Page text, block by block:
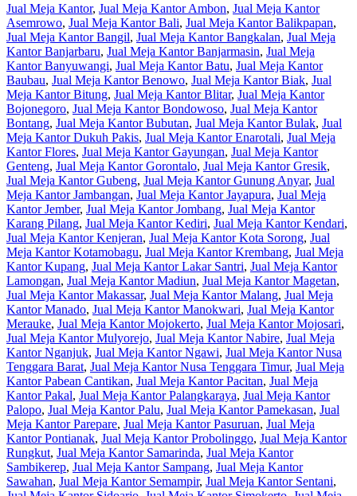
Jual Meja Kantor, Jual Meja Kantor Ambon, Jual Meja Kantor
Asemrowo, Jual Meja Kantor Bali, Jual Meja Kantor Balikpapan,
Jual Meja Kantor Bangil, Jual Meja Kantor Bangkalan, Jual Meja
Kantor Banjarbaru, Jual Meja Kantor Banjarmasin, Jual Meja
Kantor Banyuwangi, Jual Meja Kantor Batu, Jual Meja Kantor
Baubau, Jual Meja Kantor Benowo, Jual Meja Kantor Biak, Jual
Meja Kantor Bitung, Jual Meja Kantor Blitar, Jual Meja Kantor
Bojonegoro, Jual Meja Kantor Bondowoso, Jual Meja Kantor
Bontang, Jual Meja Kantor Bubutan, Jual Meja Kantor Bulak, Jual
Meja Kantor Dukuh Pakis, Jual Meja Kantor Enarotali, Jual Meja
Kantor Flores, Jual Meja Kantor Gayungan, Jual Meja Kantor
Genteng, Jual Meja Kantor Gorontalo, Jual Meja Kantor Gresik,
Jual Meja Kantor Gubeng, Jual Meja Kantor Gunung Anyar, Jual
Meja Kantor Jambangan, Jual Meja Kantor Jayapura, Jual Meja
Kantor Jember, Jual Meja Kantor Jombang, Jual Meja Kantor
Karang Pilang, Jual Meja Kantor Kediri, Jual Meja Kantor Kendari,
Jual Meja Kantor Kenjeran, Jual Meja Kantor Kota Sorong, Jual
Meja Kantor Kotamobagu, Jual Meja Kantor Krembang, Jual Meja
Kantor Kupang, Jual Meja Kantor Lakar Santri, Jual Meja Kantor
Lamongan, Jual Meja Kantor Madiun, Jual Meja Kantor Magetan,
Jual Meja Kantor Makassar, Jual Meja Kantor Malang, Jual Meja
Kantor Manado, Jual Meja Kantor Manokwari, Jual Meja Kantor
Merauke, Jual Meja Kantor Mojokerto, Jual Meja Kantor Mojosari,
Jual Meja Kantor Mulyorejo, Jual Meja Kantor Nabire, Jual Meja
Kantor Nganjuk, Jual Meja Kantor Ngawi, Jual Meja Kantor Nusa
Tenggara Barat, Jual Meja Kantor Nusa Tenggara Timur, Jual Meja
Kantor Pabean Cantikan, Jual Meja Kantor Pacitan, Jual Meja
Kantor Pakal, Jual Meja Kantor Palangkaraya, Jual Meja Kantor
Palopo, Jual Meja Kantor Palu, Jual Meja Kantor Pamekasan, Jual
Meja Kantor Parepare, Jual Meja Kantor Pasuruan, Jual Meja
Kantor Pontianak, Jual Meja Kantor Probolinggo, Jual Meja Kantor
Rungkut, Jual Meja Kantor Samarinda, Jual Meja Kantor
Sambikerep, Jual Meja Kantor Sampang, Jual Meja Kantor
Sawahan, Jual Meja Kantor Semampir, Jual Meja Kantor Sentani,